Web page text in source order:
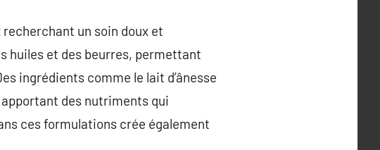
un soin doux et
huiles et des beurres, permettant
ingrédients comme le lait d’ânesse
des nutriments qui
ces formulations crée également